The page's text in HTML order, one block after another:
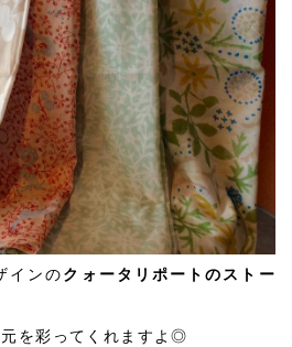
インの クォータリポートのストー
を彩ってくれますよ◎